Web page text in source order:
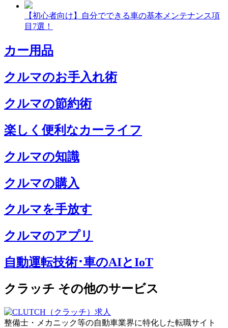
【初心者向け】自分でできる車の基本メンテナンス項
目7選！
カー用品
クルマのお手入れ術
クルマの節約術
楽しく便利なカーライフ
クルマの知識
クルマの購入
クルマを手放す
クルマのアプリ
自動運転技術･車のAIとIoT
クラッチ その他のサービス
整備士・メカニック等の自動車業界に特化した転職サイト